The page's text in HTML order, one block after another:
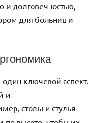
и долговечностью,
для больниц и
ключевой аспект.
и
столы и стулья